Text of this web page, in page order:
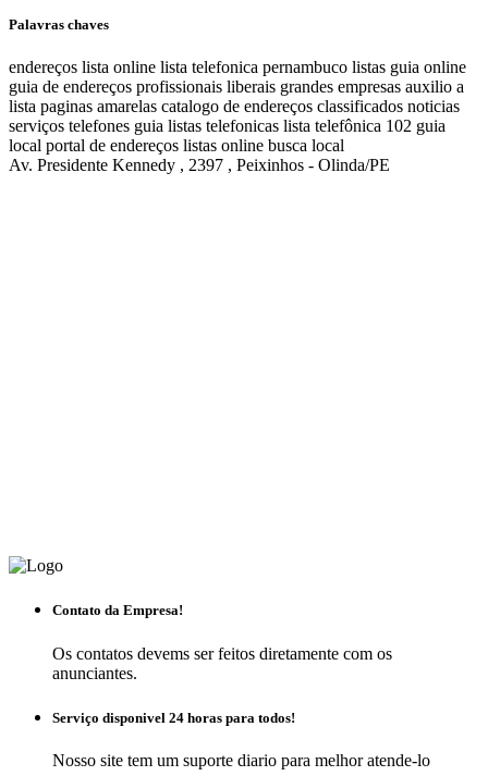
Palavras chaves
endereços lista online lista telefonica pernambuco listas guia online
guia de endereços profissionais liberais grandes empresas auxilio a
lista paginas amarelas catalogo de endereços classificados noticias
serviços telefones guia listas telefonicas lista telefônica 102 guia
local portal de endereços listas online busca local
Av. Presidente Kennedy , 2397 , Peixinhos - Olinda/PE
Contato da Empresa!
Os contatos devems ser feitos diretamente com os
anunciantes.
Serviço disponivel 24 horas para todos!
Nosso site tem um suporte diario para melhor atende-lo